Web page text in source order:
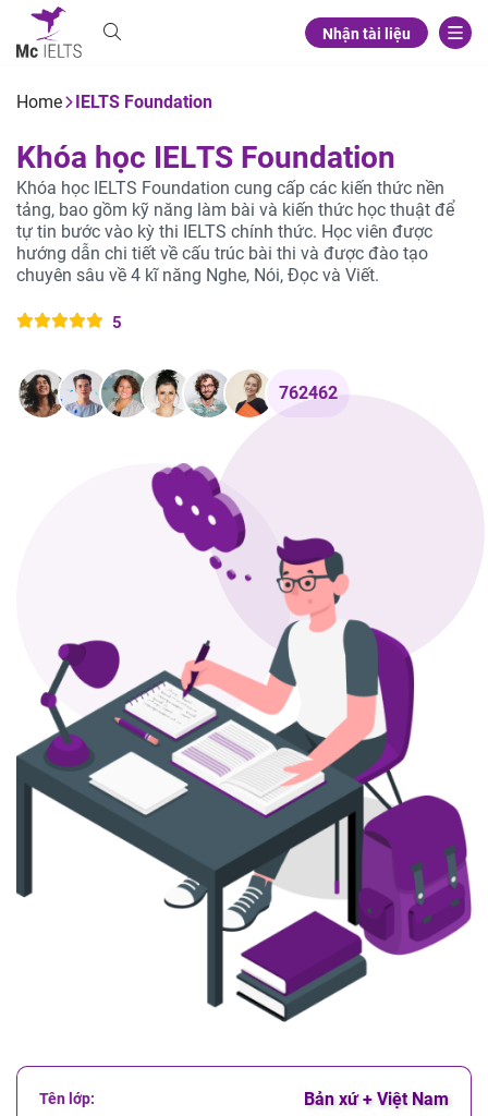
Nhận tài liệu
Home IELTS Foundation
Khóa học IELTS Foundation
Khóa học IELTS Foundation cung cấp các kiến thức nền
tảng, bao gồm kỹ năng làm bài và kiến thức học thuật để
tự tin bước vào kỳ thi IELTS chính thức. Học viên được
hướng dẫn chi tiết về cấu trúc bài thi và được đào tạo
chuyên sâu về 4 kĩ năng Nghe, Nói, Đọc và Viết.
5
762462
Bản xứ + Việt Nam